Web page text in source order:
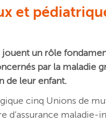
et
jouent un rôle
par la maladie
de leur enfant.
cinq Unions de
d’assurance maladie-